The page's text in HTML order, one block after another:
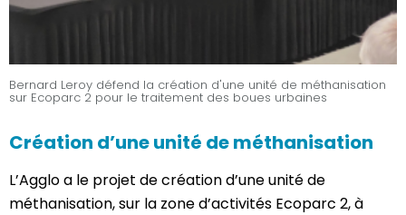
Bernard Leroy défend la création d'une unité de méthanisation
sur Ecoparc 2 pour le traitement des boues urbaines
Création d’une unité de méthanisation
L’Agglo a le projet de création d’une unité de
méthanisation, sur la zone d’activités Ecoparc 2, à